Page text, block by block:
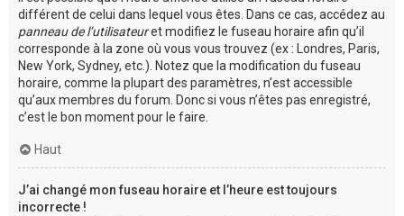
différent de celui dans lequel vous êtes. Dans ce cas, accédez au
panneau de l’utilisateuret modifiez le fuseau horaire afin qu’il
corresponde à la zone où vous vous trouvez (ex : Londres, Paris,
New York, Sydney, etc.). Notez que la modification du fuseau
horaire, comme la plupart des paramètres, n’est accessible
qu’aux membres du forum. Donc si vous n’êtes pas enregistré,
c’est le bon moment pour le faire.
Haut
J’ai changé mon fuseau horaire et l’heure est toujours
incorrecte !